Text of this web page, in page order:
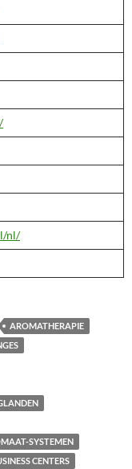
nl/
AROMATHERAPIE
SYSTEMEN
CENTERS